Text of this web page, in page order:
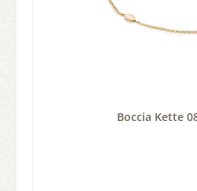
Boccia Kette